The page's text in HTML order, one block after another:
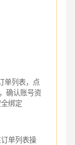
单列表，点
确认账号资
绑定
单列表操